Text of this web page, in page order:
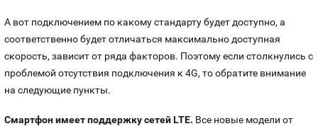
А вот подключением по какому стандарту будет доступно, а
соответственно будет отличаться максимально доступная
скорость, зависит от ряда факторов. Поэтому если столкнулись с
проблемой отсутствия подключения к 4G, то обратите внимание
на следующие пункты.
Смартфон имеет поддержку сетей LTE. Все новые модели от